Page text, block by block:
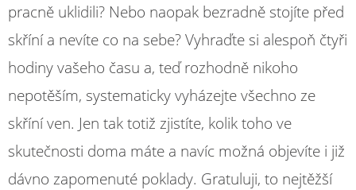
pracně uklidili? Nebo naopak bezradně stojíte před
skříní a nevíte co na sebe? Vyhraďte si alespoň čtyři
hodiny vašeho času a, teď rozhodně nikoho
nepotěším, systematicky vyházejte všechno ze
skříní ven. Jen tak totiž zjistíte, kolik toho ve
skutečnosti doma máte a navíc možná objevíte i již
dávno zapomenuté poklady. Gratuluji, to nejtěžší